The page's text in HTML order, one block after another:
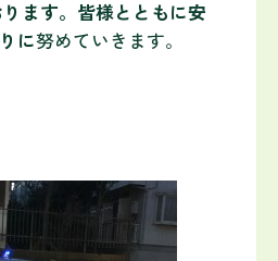
ます。皆様とともに安
に努めていきます。